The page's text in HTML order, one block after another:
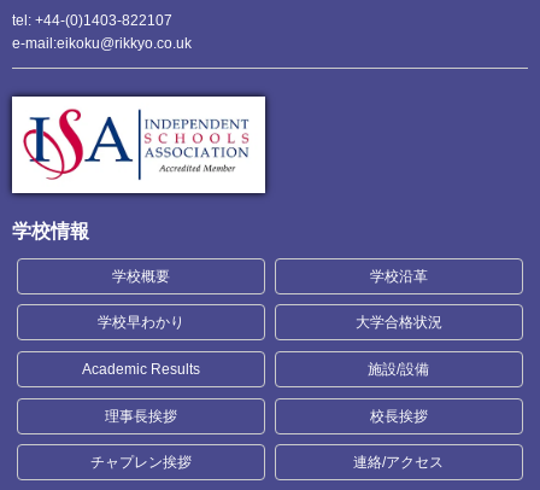
tel: +44-(0)1403-822107
e-mail:eikoku@rikkyo.co.uk
学校情報
学校概要 学校沿革
学校早わかり 大学合格状況
Academic Results 施設/設備
理事長挨拶 校長挨拶
チャプレン挨拶 連絡/アクセス